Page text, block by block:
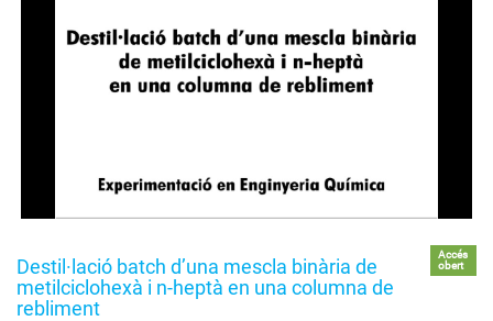
Destil·lació batch d’una mescla binària de
metilciclohexà i n-heptà en una columna de
rebliment
Accés
obert